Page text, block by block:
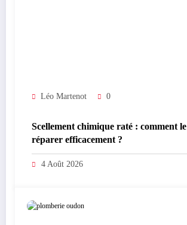
Léo Martenot 0
Scellement chimique raté : comment le
réparer efficacement ?
4 Août 2026